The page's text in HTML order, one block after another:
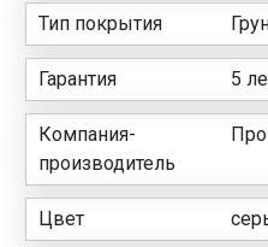
Тип покрытия
Гарантия 5
Компания-
производитель
Цвет